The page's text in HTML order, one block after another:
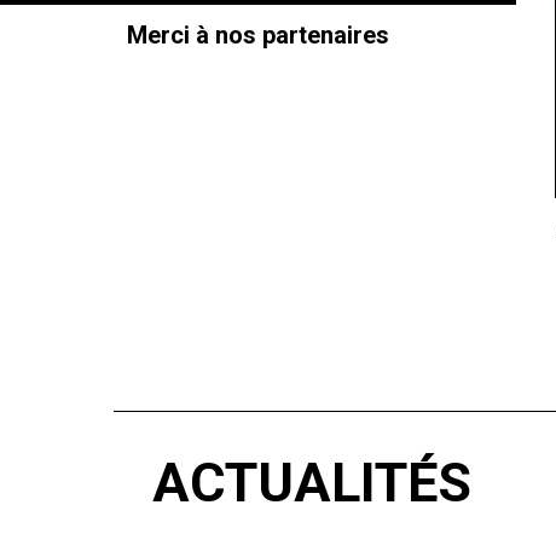
Merci à nos partenaires
ACTUALITÉS